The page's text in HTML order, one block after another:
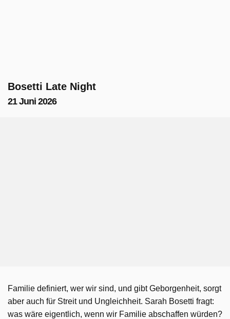
Bosetti Late Night
21 Juni 2026
Familie definiert, wer wir sind, und gibt Geborgenheit, sorgt
aber auch für Streit und Ungleichheit. Sarah Bosetti fragt:
was wäre eigentlich, wenn wir Familie abschaffen würden?